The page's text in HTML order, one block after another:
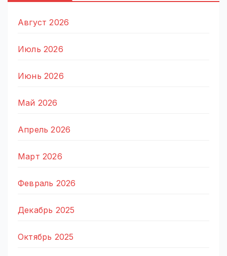
Август 2026
Июль 2026
Июнь 2026
Май 2026
Апрель 2026
Март 2026
Февраль 2026
Декабрь 2025
Октябрь 2025